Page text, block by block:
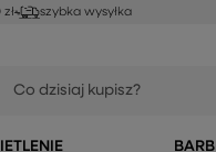
szybka wysyłka